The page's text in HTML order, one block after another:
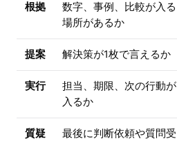
根拠
数字、事例、比較が入る
場所があるか
提案 解決策が1枚で言えるか
実行
担当、期限、次の行動が
入るか
質疑
最後に判断依頼や質問受